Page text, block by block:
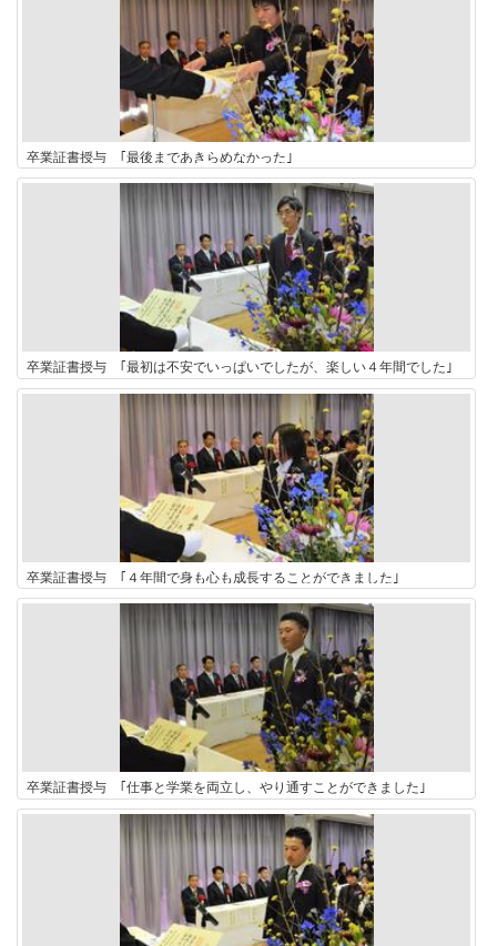
卒業証書授与 ｢最後まであきらめなかった｣
卒業証書授与 ｢最初は不安でいっぱいでしたが、楽しい４年間でした｣
卒業証書授与 ｢４年間で身も心も成長することができました｣
卒業証書授与 ｢仕事と学業を両立し、やり通すことができました｣